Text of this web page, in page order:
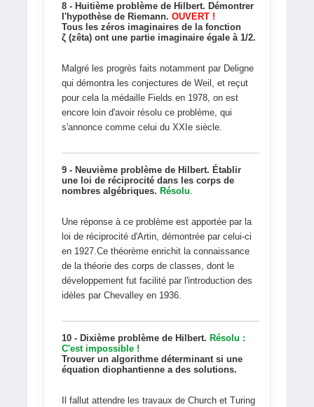
8 - Huitième problème de Hilbert. Démontrer
l'hypothèse de Riemann. OUVERT !
Tous les zéros imaginaires de la fonction
ζ (zêta) ont une partie imaginaire égale à 1/2.
Malgré les progrès faits notamment par Deligne
qui démontra les conjectures de Weil, et reçut
pour cela la médaille Fields en 1978, on est
encore loin d'avoir résolu ce problème, qui
s'annonce comme celui du XXIe siècle.
9 - Neuvième problème de Hilbert. Établir
une loi de réciprocité dans les corps de
nombres algébriques. Résolu.
Une réponse à ce problème est apportée par la
loi de réciprocité d'Artin, démontrée par celui-ci
en 1927.Ce théorème enrichit la connaissance
de la théorie des corps de classes, dont le
développement fut facilité par l'introduction des
idèles par Chevalley en 1936.
10 - Dixième problème de Hilbert. Résolu :
C'est impossible !
Trouver un algorithme déterminant si une
équation diophantienne a des solutions.
Il fallut attendre les travaux de Church et Turing